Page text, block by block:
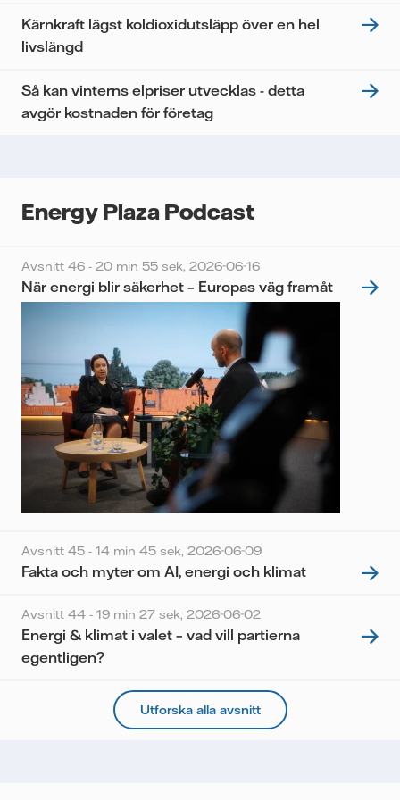
Kärnkraft lägst koldioxidutsläpp över en hel
livslängd
Så kan vinterns elpriser utvecklas - detta
avgör kostnaden för företag
Energy Plaza Podcast
Avsnitt 46 - 20 min 55 sek, 2026-06-16
När energi blir säkerhet – Europas väg framåt
Avsnitt 45 - 14 min 45 sek, 2026-06-09
Fakta och myter om AI, energi och klimat
Avsnitt 44 - 19 min 27 sek, 2026-06-02
Energi & klimat i valet – vad vill partierna
egentligen?
Utforska alla avsnitt